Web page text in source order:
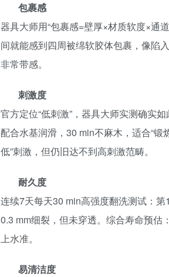
包裹感
器具大师用“包裹感=壁厚×材质软度×通
间就能感到四周被绵软胶体包裹，像陷
非常带感。
刺激度
官方定位“低刺激”，器具大师实测确实
配合水基润滑，30 min不麻木，适合“锻
低”刺激，但仍旧达不到高刺激范畴。
耐久度
连续7天每天30 min高强度翻洗测试：
0.3 mm细裂，但未穿透。综合寿命预估
上水准。
易清洁度